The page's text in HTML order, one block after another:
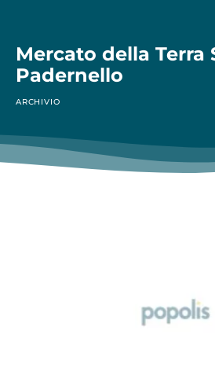
Mercato della Terra
Padernello
ARCHIVIO